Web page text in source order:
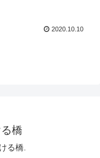
2020.10.10
橋
る橋.